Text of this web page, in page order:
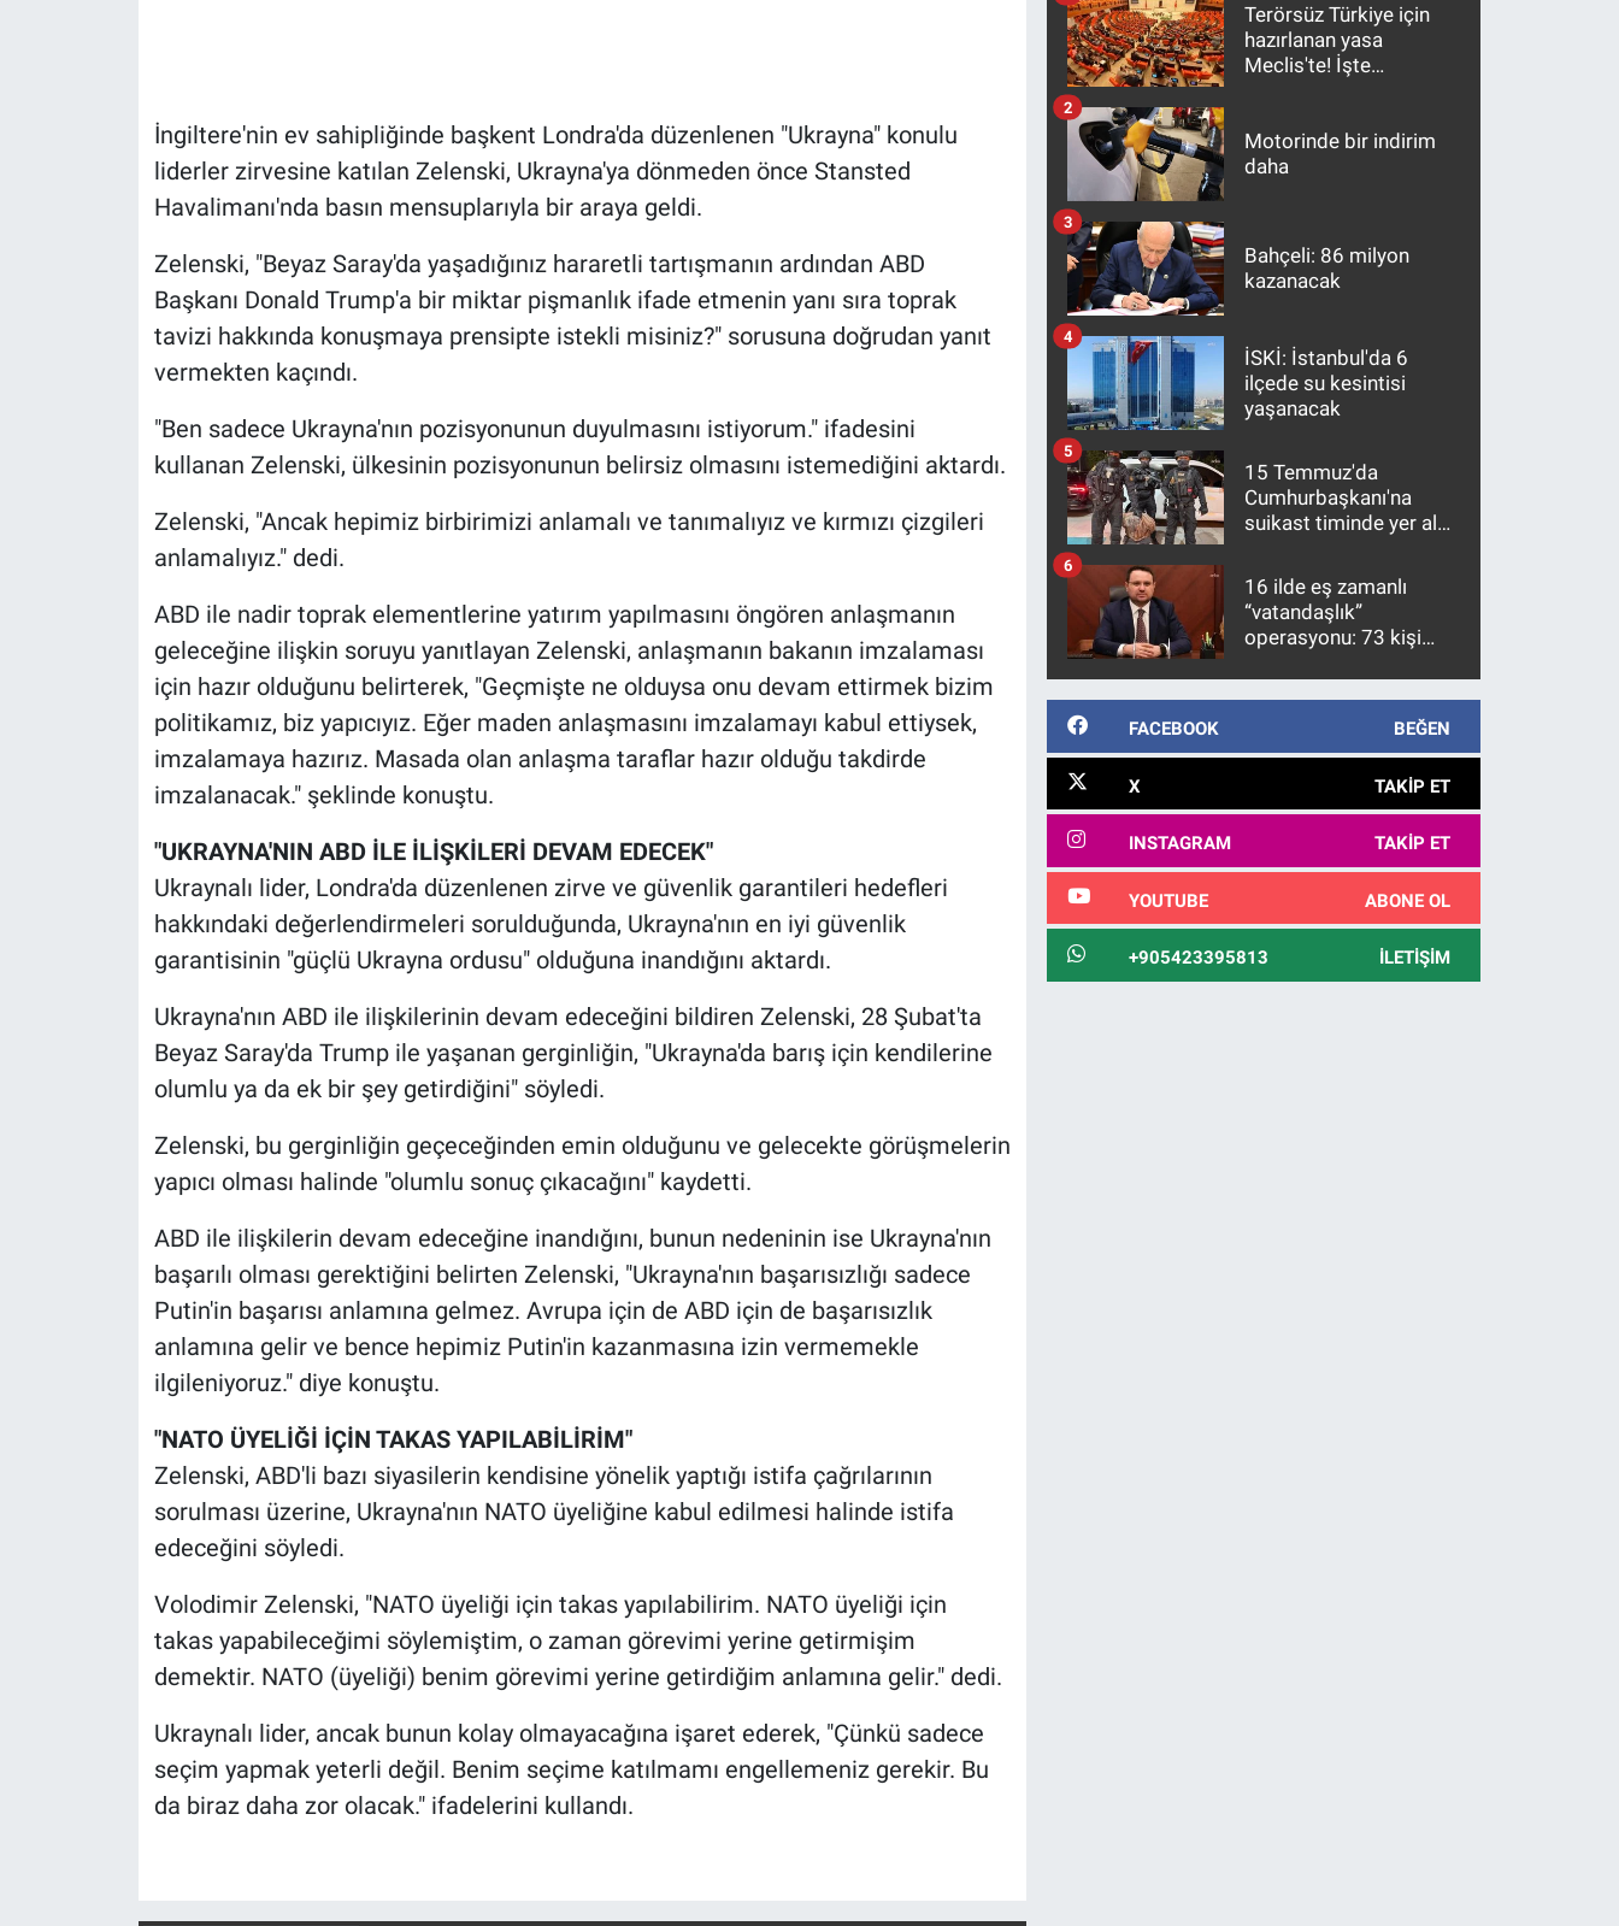
İngiltere'nin ev sahipliğinde başkent Londra'da düzenlenen "Ukrayna" konulu
liderler zirvesine katılan Zelenski, Ukrayna'ya dönmeden önce Stansted
Havalimanı'nda basın mensuplarıyla bir araya geldi.
Zelenski, "Beyaz Saray'da yaşadığınız hararetli tartışmanın ardından ABD
Başkanı Donald Trump'a bir miktar pişmanlık ifade etmenin yanı sıra toprak
tavizi hakkında konuşmaya prensipte istekli misiniz?" sorusuna doğrudan yanıt
vermekten kaçındı.
"Ben sadece Ukrayna'nın pozisyonunun duyulmasını istiyorum." ifadesini
kullanan Zelenski, ülkesinin pozisyonunun belirsiz olmasını istemediğini aktardı.
Zelenski, "Ancak hepimiz birbirimizi anlamalı ve tanımalıyız ve kırmızı çizgileri
anlamalıyız." dedi.
ABD ile nadir toprak elementlerine yatırım yapılmasını öngören anlaşmanın
geleceğine ilişkin soruyu yanıtlayan Zelenski, anlaşmanın bakanın imzalaması
için hazır olduğunu belirterek, "Geçmişte ne olduysa onu devam ettirmek bizim
politikamız, biz yapıcıyız. Eğer maden anlaşmasını imzalamayı kabul ettiysek,
imzalamaya hazırız. Masada olan anlaşma taraflar hazır olduğu takdirde
imzalanacak." şeklinde konuştu.
"UKRAYNA'NIN ABD İLE İLİŞKİLERİ DEVAM EDECEK"
Ukraynalı lider, Londra'da düzenlenen zirve ve güvenlik garantileri hedefleri
hakkındaki değerlendirmeleri sorulduğunda, Ukrayna'nın en iyi güvenlik
garantisinin "güçlü Ukrayna ordusu" olduğuna inandığını aktardı.
Ukrayna'nın ABD ile ilişkilerinin devam edeceğini bildiren Zelenski, 28 Şubat'ta
Beyaz Saray'da Trump ile yaşanan gerginliğin, "Ukrayna'da barış için kendilerine
olumlu ya da ek bir şey getirdiğini" söyledi.
Zelenski, bu gerginliğin geçeceğinden emin olduğunu ve gelecekte görüşmelerin
yapıcı olması halinde "olumlu sonuç çıkacağını" kaydetti.
ABD ile ilişkilerin devam edeceğine inandığını, bunun nedeninin ise Ukrayna'nın
başarılı olması gerektiğini belirten Zelenski, "Ukrayna'nın başarısızlığı sadece
Putin'in başarısı anlamına gelmez. Avrupa için de ABD için de başarısızlık
anlamına gelir ve bence hepimiz Putin'in kazanmasına izin vermemekle
ilgileniyoruz." diye konuştu.
"NATO ÜYELİĞİ İÇİN TAKAS YAPILABİLİRİM"
Zelenski, ABD'li bazı siyasilerin kendisine yönelik yaptığı istifa çağrılarının
sorulması üzerine, Ukrayna'nın NATO üyeliğine kabul edilmesi halinde istifa
edeceğini söyledi.
Volodimir Zelenski, "NATO üyeliği için takas yapılabilirim. NATO üyeliği için
takas yapabileceğimi söylemiştim, o zaman görevimi yerine getirmişim
demektir. NATO (üyeliği) benim görevimi yerine getirdiğim anlamına gelir." dedi.
Ukraynalı lider, ancak bunun kolay olmayacağına işaret ederek, "Çünkü sadece
seçim yapmak yeterli değil. Benim seçime katılmamı engellemeniz gerekir. Bu
da biraz daha zor olacak." ifadelerini kullandı.
Terörsüz Türkiye için
hazırlanan yasa
Meclis'te! İşte
Motorinde bir indirim
daha
2
Bahçeli: 86 milyon
kazanacak
3
İSKİ: İstanbul'da 6
ilçede su kesintisi
yaşanacak
4
15 Temmuz'da
Cumhurbaşkanı'na
suikast timinde yer alan
10 yıl sonra yakalandı
5
16 ilde eş zamanlı
“vatandaşlık”
operasyonu: 73 kişi
6
FACEBOOK BEĞEN
X TAKIP ET
INSTAGRAM TAKIP ET
YOUTUBE ABONE OL
+905423395813 İLETIŞIM
Günün görüntüsü
Koronavirüs
Kültür Sanat
Programlar
Teknoloji
Türkiye'nin Geleceği
Türkiye'nin Gündemi
Yerel Gündem
Yerel Yaşam